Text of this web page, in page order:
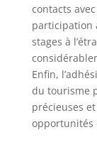
contacts
participation
stages à
Enfin,
du tourisme
précieuses
opportunités